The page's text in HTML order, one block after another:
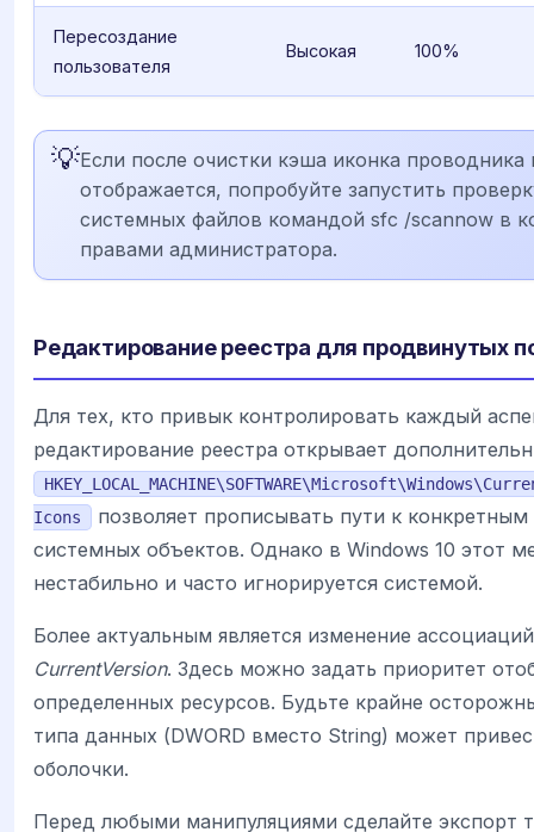
Пересоздание
пользователя
Высокая 100%
💡Если после очистки кэша иконка проводника
отображается, попробуйте запустить
системных файлов командой sfc /scannow в
правами администратора.
Редактирование реестра для продвинутых
Для тех, кто привык контролировать каждый
редактирование реестра открывает
Icons
позволяет прописывать пути к
системных объектов. Однако в Windows 10 этот
нестабильно и часто игнорируется системой.
Более актуальным является изменение
CurrentVersion. Здесь можно задать приоритет
определенных ресурсов. Будьте крайне
типа данных (DWORD вместо String) может
оболочки.
Перед любыми манипуляциями сделайте экспорт